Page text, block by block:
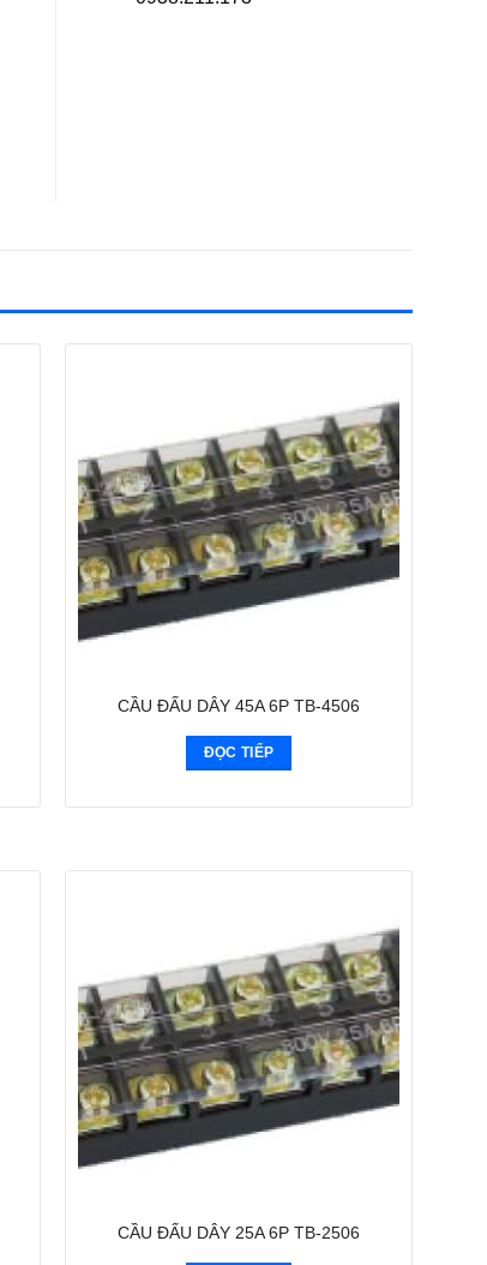
CẦU ĐẤU DÂY 45A 6P TB-4506
ĐỌC TIẾP
CẦU ĐẤU DÂY 25A 6P TB-2506